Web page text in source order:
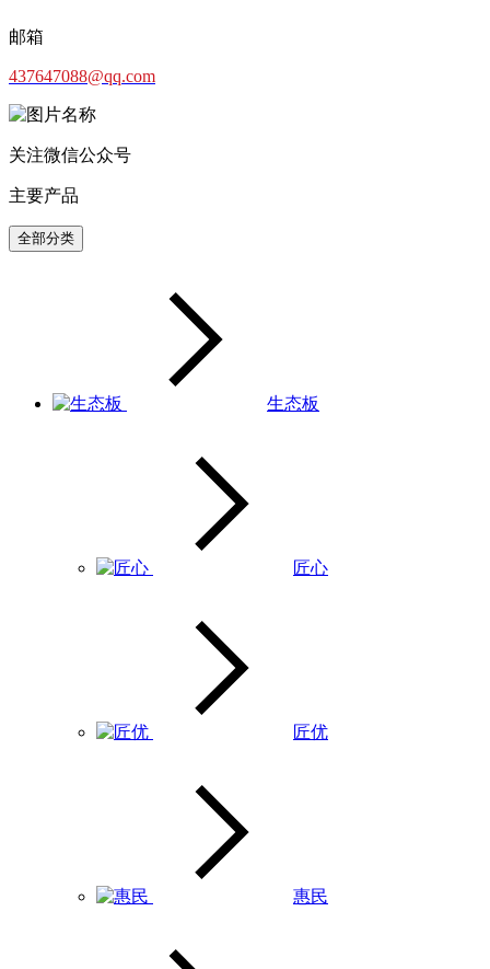
邮箱
437647088@qq.com
关注微信公众号
主要产品
全部分类
生态板
匠心
匠优
惠民